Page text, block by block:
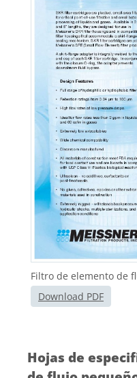
Filtro de elemento de
Download PDF
Hojas de